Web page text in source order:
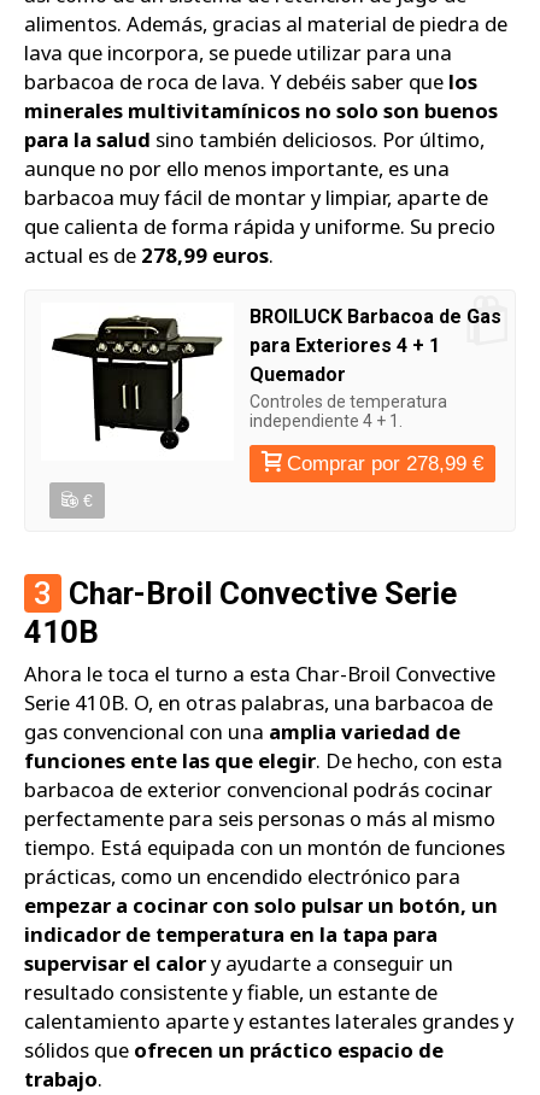
alimentos. Además, gracias al material de piedra de
lava que incorpora, se puede utilizar para una
barbacoa de roca de lava. Y debéis saber que los
minerales multivitamínicos no solo son buenos
para la salud sino también deliciosos. Por último,
aunque no por ello menos importante, es una
barbacoa muy fácil de montar y limpiar, aparte de
que calienta de forma rápida y uniforme. Su precio
actual es de 278,99 euros.
BROILUCK Barbacoa de Gas
para Exteriores 4 + 1
Quemador
Controles de temperatura
independiente 4 + 1.
Comprar por 278,99 €
€
3 Char-Broil Convective Serie
410B
Ahora le toca el turno a esta Char-Broil Convective
Serie 410B. O, en otras palabras, una barbacoa de
gas convencional con una amplia variedad de
funciones ente las que elegir. De hecho, con esta
barbacoa de exterior convencional podrás cocinar
perfectamente para seis personas o más al mismo
tiempo. Está equipada con un montón de funciones
prácticas, como un encendido electrónico para
empezar a cocinar con solo pulsar un botón, un
indicador de temperatura en la tapa para
supervisar el calory ayudarte a conseguir un
resultado consistente y fiable, un estante de
calentamiento aparte y estantes laterales grandes y
sólidos que ofrecen un práctico espacio de
trabajo.